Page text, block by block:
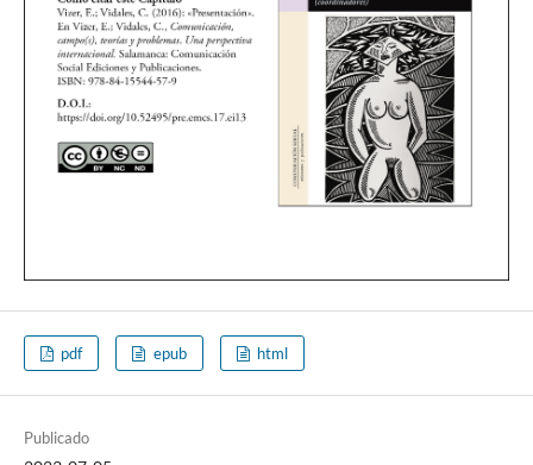
pdf epub html
Publicado